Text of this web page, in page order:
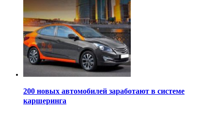
200 новых автомобилей заработают в системе
каршеринга